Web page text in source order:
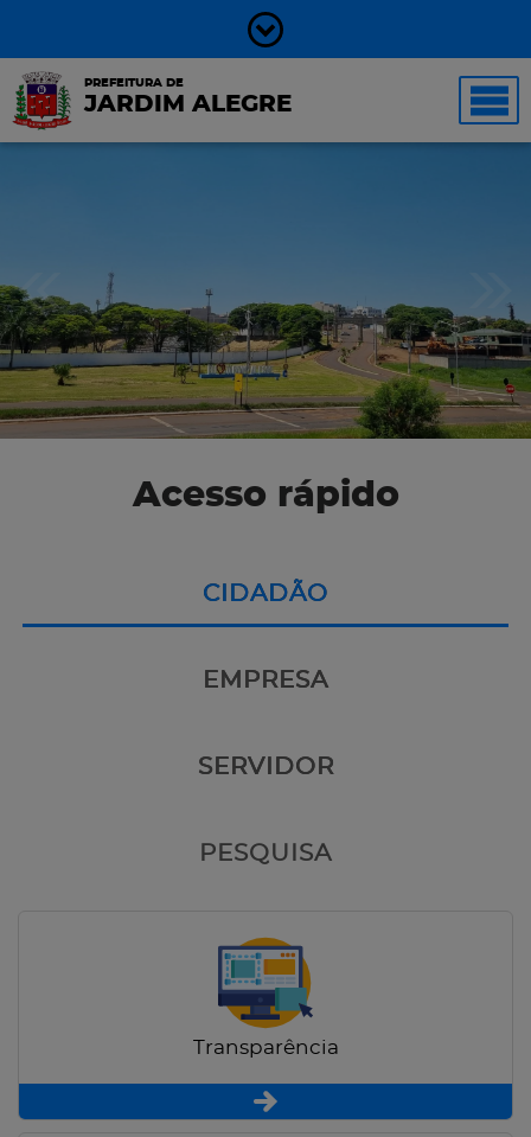
PREFEITURA DE
JARDIM ALEGRE
Acesso rápido
CIDADÃO
EMPRESA
SERVIDOR
PESQUISA
Transparência